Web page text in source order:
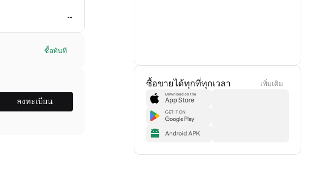
--
ซื้อทันที
ลงทะเบียน
ซื้อขายได้ทุกที่ทุกเวลา เพิ่มเดิม